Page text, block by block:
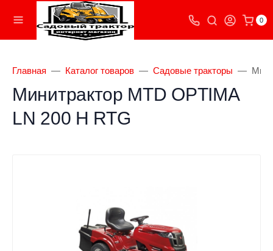
0
Главная Каталог товаров Садовые тракторы
Минитрактор MTD OPTIMA
LN 200 H RTG